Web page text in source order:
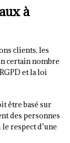
à
clients, les
certain nombre
et la loi
être basé sur
des personnes
respect d’une